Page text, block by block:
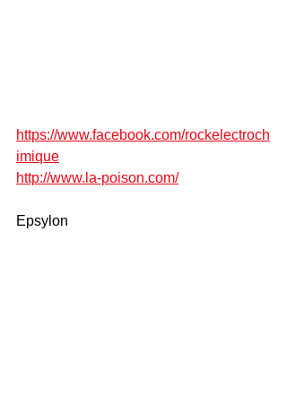
https://www.facebook.com/rockelectroch
imique
http://www.la-poison.com/
Epsylon